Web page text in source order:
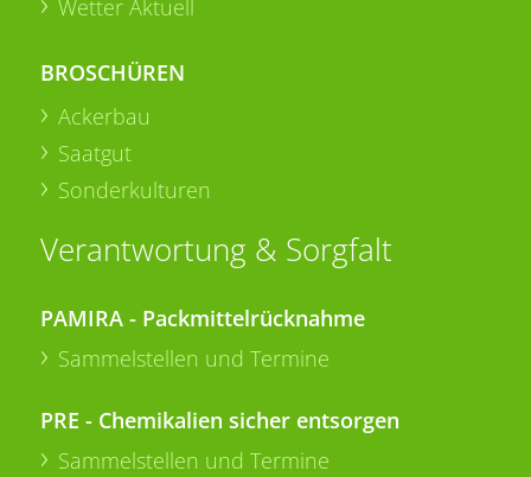
Wetter Aktuell
BROSCHÜREN
Ackerbau
Saatgut
Sonderkulturen
Verantwortung & Sorgfalt
PAMIRA - Packmittelrücknahme
Sammelstellen und Termine
PRE - Chemikalien sicher entsorgen
Sammelstellen und Termine